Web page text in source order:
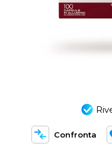
Confronta